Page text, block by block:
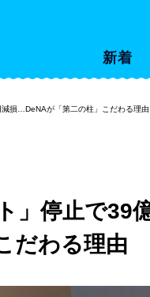
新着
減損…DeNAが「第二の柱」こだわる理由
」停止で
だわる理由